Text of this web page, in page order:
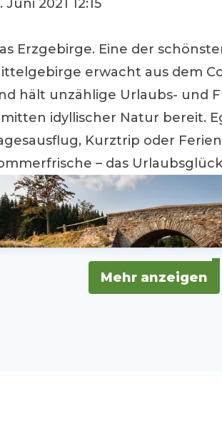
Juni 2021 12:15
Erzgebirge. Eine der
erwacht aus dem
hält unzählige Urlaubs- und
idyllischer Natur bereit.
Kurztrip oder
– das
Mehr anzeigen